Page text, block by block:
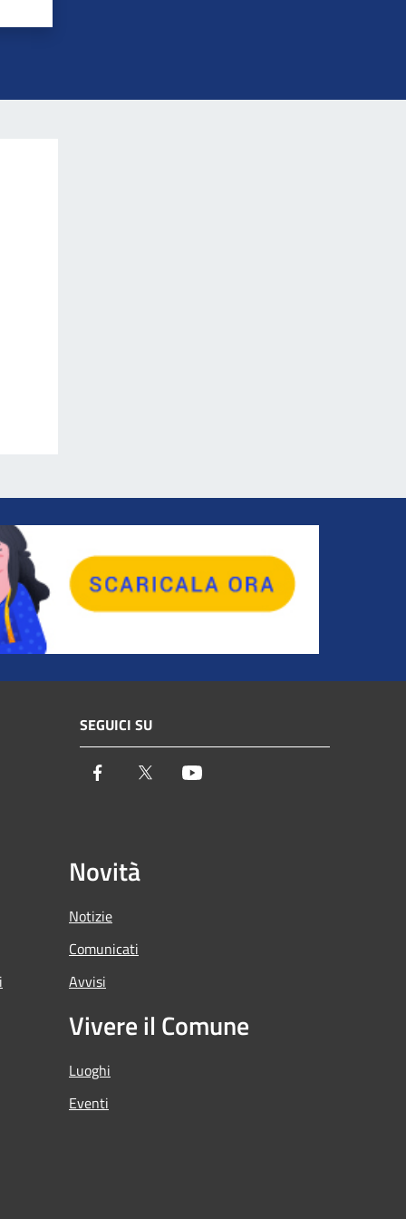
SEGUICI SU
Facebook Twitter
Novità
Notizie
Comunicati
Avvisi
Vivere il Comune
Luoghi
Eventi